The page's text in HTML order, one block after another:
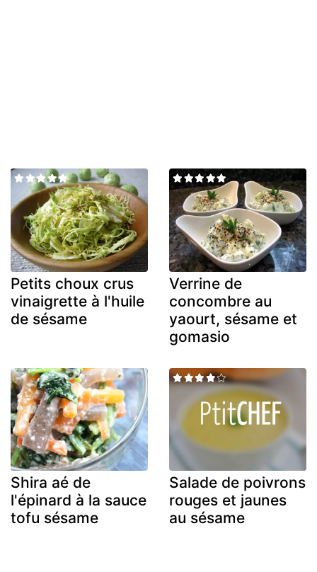
Petits choux crus
vinaigrette à l'huile
de sésame
Verrine de
concombre au
yaourt, sésame et
gomasio
Shira aé de
l'épinard à la sauce
tofu sésame
Salade de poivrons
rouges et jaunes
au sésame